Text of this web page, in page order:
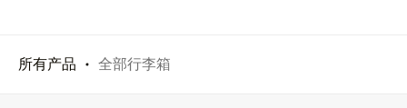
所有产品 全部行李箱